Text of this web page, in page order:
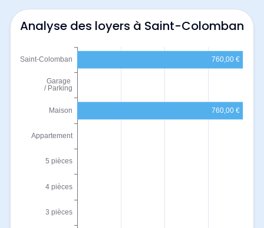
Analyse des loyers à Saint-Colomban